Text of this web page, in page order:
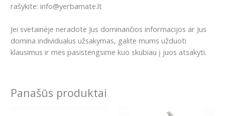
rašykite: info@yerbamate.lt
Jei svetainėje neradote Jus dominančios informacijos ar Jus
domina individualus užsakymas, galite mums užduoti
klausimus ir mes pasistengsime kuo skubiau į juos atsakyti.
Panašūs produktai